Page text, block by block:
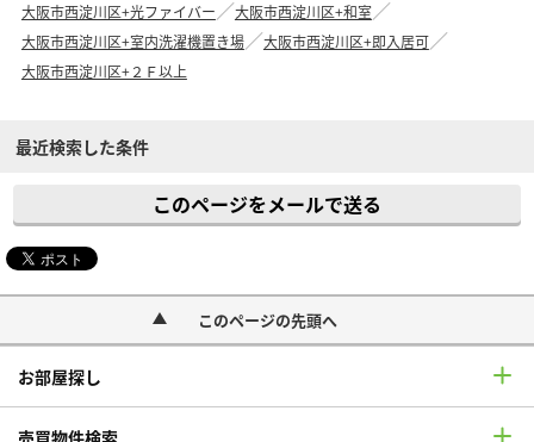
大阪市西淀川区+光ファイバー
大阪市西淀川区+和室
大阪市西淀川区+室内洗濯機置き場
大阪市西淀川区+即入居可
大阪市西淀川区+２Ｆ以上
最近検索した条件
このページをメールで送る
このページの先頭へ
お部屋探し
売買物件検索